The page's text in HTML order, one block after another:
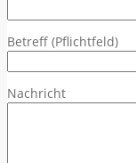
Betreff (Pflichtfeld)
Nachricht